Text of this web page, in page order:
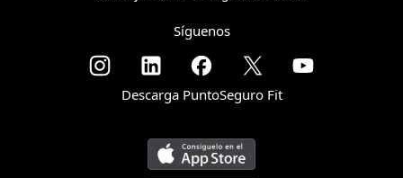
Síguenos
Descarga PuntoSeguro Fit